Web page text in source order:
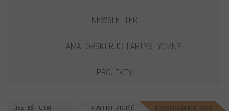
NEWSLETTER
AMATORSKI RUCH ARTYSTYCZNY
PROJEKTY
JESTEŚ TUTAJ GALERIE ZDJĘĆ NYSKI DOM KULTURY